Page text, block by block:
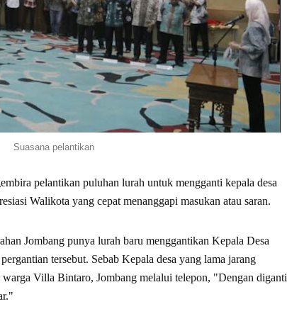
Suasana pelantikan
pelantikan puluhan lurah untuk mengganti kepala desa
Walikota yang cepat menanggapi masukan atau saran.
Jombang punya lurah baru menggantikan Kepala Desa
tersebut. Sebab Kepala desa yang lama jarang
Villa Bintaro, Jombang melalui telepon, "Dengan diganti